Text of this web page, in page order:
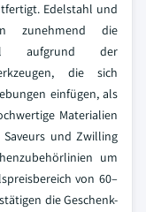
Edelstahl und
zunehmend die
aufgrund der
die sich
einfügen, als
Materialien
und Zwilling
um
von 60–
die Geschenk-